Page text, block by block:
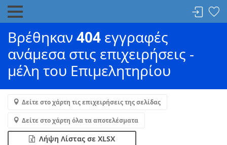
Βρέθηκαν404 εγγραφές
ανάμεσα στις επιχειρήσεις -
μέλη του Επιμελητηρίου
Δείτε στο χάρτη τις επιχειρήσεις της σελίδας
Δείτε στο χάρτη όλα τα αποτελέσματα
Λήψη Λίστας σε XLSX